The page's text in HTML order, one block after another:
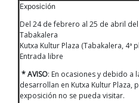
Exposición
Del 24 de febrero al 25 de abril del
Tabakalera
Kutxa Kultur Plaza (Tabakalera, 4ª
Entrada libre
* AVISO: En ocasiones y debido a
desarrollan en Kutxa Kultur Plaza,
exposición no se pueda visitar.